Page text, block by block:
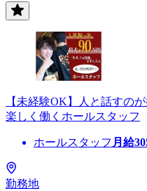
【未経験OK】人と話すの
楽しく働くホールスタッフ
ホールスタッフ 月給
勤務地